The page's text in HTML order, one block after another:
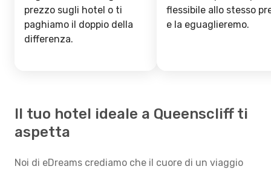
prezzo sugli hotel o ti
paghiamo il doppio della
differenza.
flessibile allo stesso
e la eguaglieremo.
Il tuo hotel ideale a Queenscliff ti
aspetta
Noi di eDreams crediamo che il cuore di un viaggio